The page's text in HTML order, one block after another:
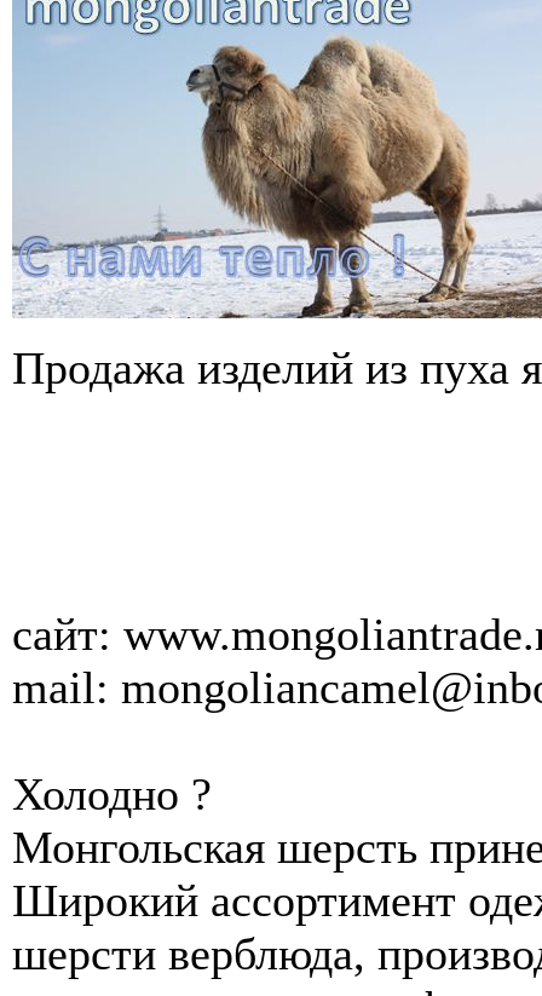
Продажа изделий из пуха
сайт:
mail:
Холодно ?
Монгольская шерсть
Широкий ассортимент
шерсти верблюда,